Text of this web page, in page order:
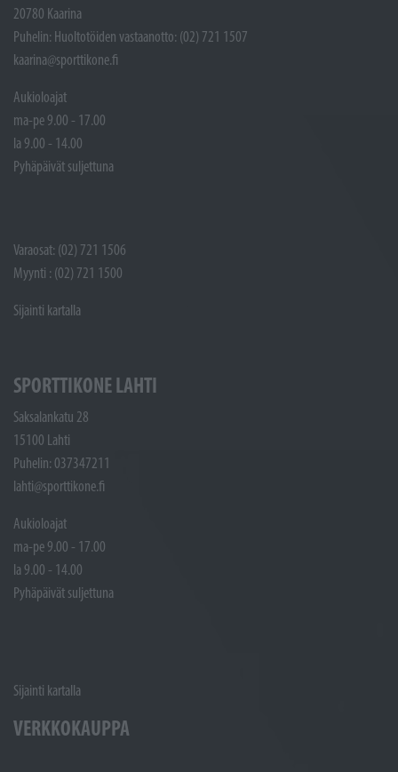
20780 Kaarina
Puhelin: Huoltotöiden vastaanotto: (02) 721 1507
kaarina@sporttikone.fi
Aukioloajat
ma-pe 9.00 - 17.00
la 9.00 - 14.00
Pyhäpäivät suljettuna
Varaosat: (02) 721 1506
Myynti : (02) 721 1500
Sijainti kartalla
SPORTTIKONE LAHTI
Saksalankatu 28
15100 Lahti
Puhelin: 037347211
lahti@sporttikone.fi
Aukioloajat
ma-pe 9.00 - 17.00
la 9.00 - 14.00
Pyhäpäivät suljettuna
Sijainti kartalla
VERKKOKAUPPA